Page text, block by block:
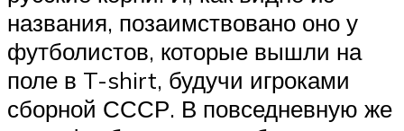
названия, позаимствовано оно у
футболистов, которые вышли на
поле в T-shirt, будучи игроками
сборной СССР. В повседневную же